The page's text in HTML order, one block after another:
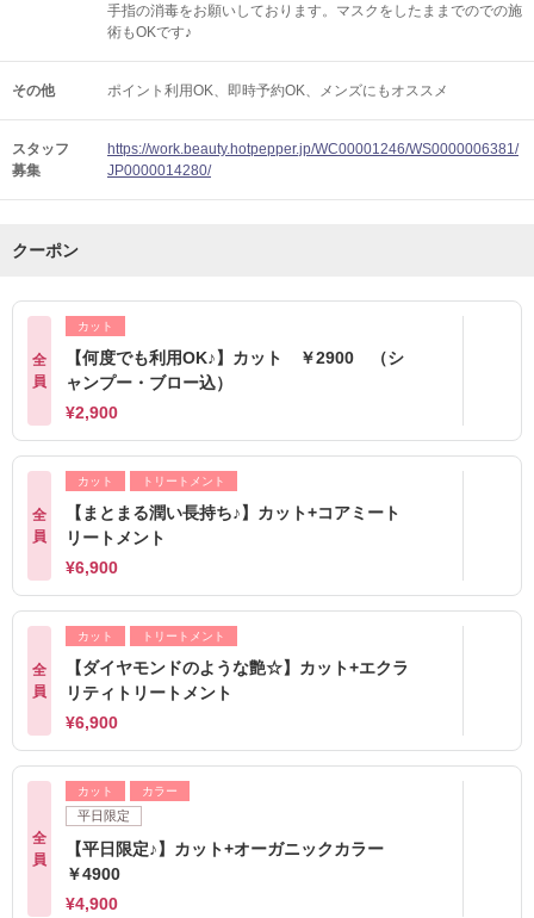
手指の消毒をお願いしております。マスクをしたままでのでの施
術もOKです♪
その他 ポイント利用OK 即時予約OK メンズにもオススメ
スタッフ
募集
https://work.beauty.hotpepper.jp/WC00001246/WS0000006381/
JP0000014280/
クーポン
全
員
カット
【何度でも利用OK♪】カット ￥2900 （シ
ャンプー・ブロー込）
¥2,900
全
員
カット トリートメント
【まとまる潤い長持ち♪】カット+コアミート
リートメント
¥6,900
全
員
カット トリートメント
【ダイヤモンドのような艶☆】カット+エクラ
リティトリートメント
¥6,900
全
員
カット カラー
平日限定
【平日限定♪】カット+オーガニックカラー
￥4900
¥4,900